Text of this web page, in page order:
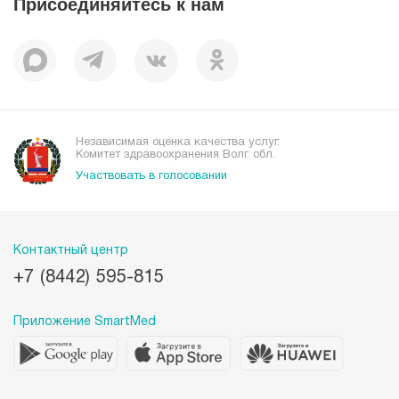
Пациентам
Независимая оценка качества услуг.
Комитет здравоохранения Волг. обл.
Участвовать в голосовании
Контактный центр
+7 (8442) 595-815
Приложение SmartMed